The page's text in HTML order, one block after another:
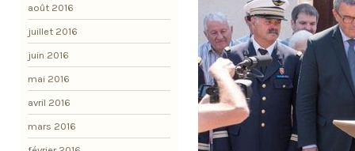
août 2016
juillet 2016
juin 2016
mai 2016
avril 2016
mars 2016